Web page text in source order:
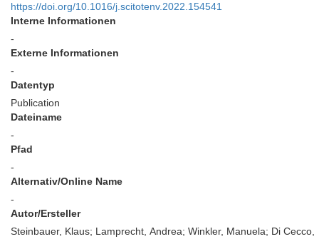
https://doi.org/10.1016/j.scitotenv.2022.154541
Interne Informationen
-
Externe Informationen
-
Datentyp
Publication
Dateiname
-
Pfad
-
Alternativ/Online Name
-
Autor/Ersteller
Steinbauer, Klaus; Lamprecht, Andrea; Winkler, Manuela; Di Cecco,